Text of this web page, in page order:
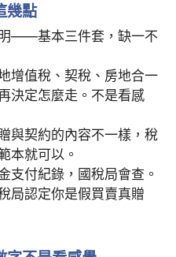
幾點
——基本三件套，缺一不
值稅、契稅、房地合一
決定怎麼走。不是看感
契約的內容不一樣，稅
本就可以。
付紀錄，國稅局會查。
局認定你是假買賣真贈